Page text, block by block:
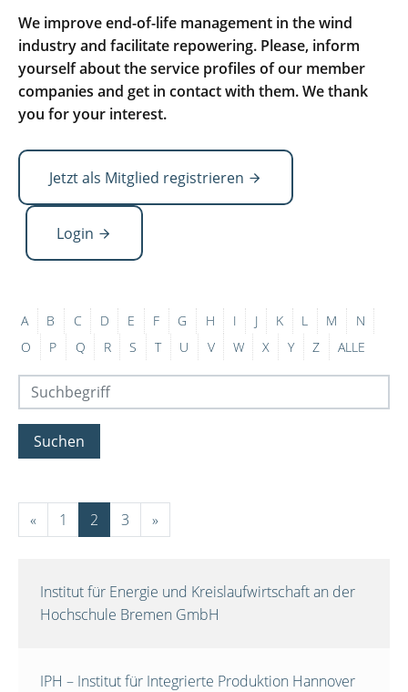
We improve end-of-life management in the wind
industry and facilitate repowering. Please, inform
yourself about the service profiles of our member
companies and get in contact with them. We thank
you for your interest.
Jetzt als Mitglied registrieren
Login
A B C D E F G H I J K L M
N
O
P Q R S T U V W X Y Z ALLE
Suchen
« 1 2 3 »
Institut für Energie und Kreislaufwirtschaft an der
Hochschule Bremen GmbH
IPH – Institut für Integrierte Produktion Hannover